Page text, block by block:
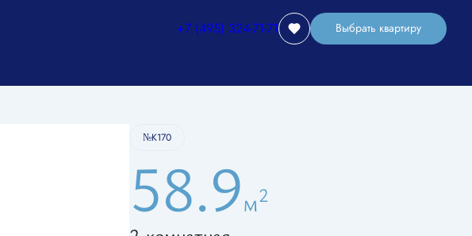
+7 (495) 324-71-71 Выбрать квартиру
№К170
58.9м2